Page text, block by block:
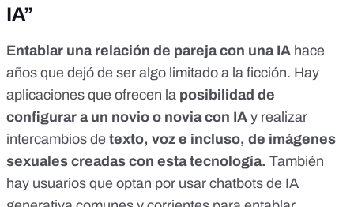
IA”
Entablar una relación de pareja con una IA hace
años que dejó de ser algo limitado a la ficción. Hay
aplicaciones que ofrecen la posibilidad de
configurar a un novio o novia con IA y realizar
intercambios de texto, voz e incluso, de imágenes
sexuales creadas con esta tecnología. También
hay usuarios que optan por usar chatbots de IA